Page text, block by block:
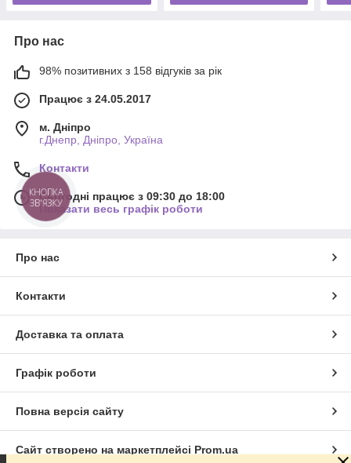
Про нас
98% позитивних з 158 відгуків за рік
Працює з 24.05.2017
м. Дніпро
г.Днепр, Дніпро, Україна
Контакти
Сьогодні працює з 09:30 до 18:00
Показати весь графік роботи
Про нас
Контакти
Доставка та оплата
Графік роботи
Повна версія сайту
Сайт створено на маркетплейсі Prom.ua
КНОПКА
ЗВ'ЯЗКУ